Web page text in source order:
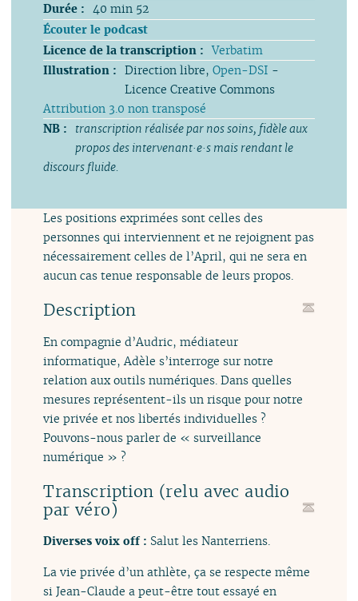
Durée : 40 min 52
Écouter le podcast
Licence de la transcription : Verbatim
Illustration : Direction libre,Open-DSI -
Licence Creative Commons
Attribution 3.0 non transposé
NB :
transcription réalisée par nos soins, fidèle aux
propos des intervenant·e·s mais rendant le
discours fluide.
Les positions exprimées sont celles des
personnes qui interviennent et ne rejoignent pas
nécessairement celles de l’April, qui ne sera en
aucun cas tenue responsable de leurs propos.
Description
En compagnie d’Audric, médiateur
informatique, Adèle s’interroge sur notre
relation aux outils numériques. Dans quelles
mesures représentent-ils un risque pour notre
vie privée et nos libertés individuelles ?
Pouvons-nous parler de « surveillance
numérique » ?
Transcription (relu avec audio
par véro)
Diverses voix off : Salut les Nanterriens.
La vie privée d’un athlète, ça se respecte même
si Jean-Claude a peut-être tout essayé en